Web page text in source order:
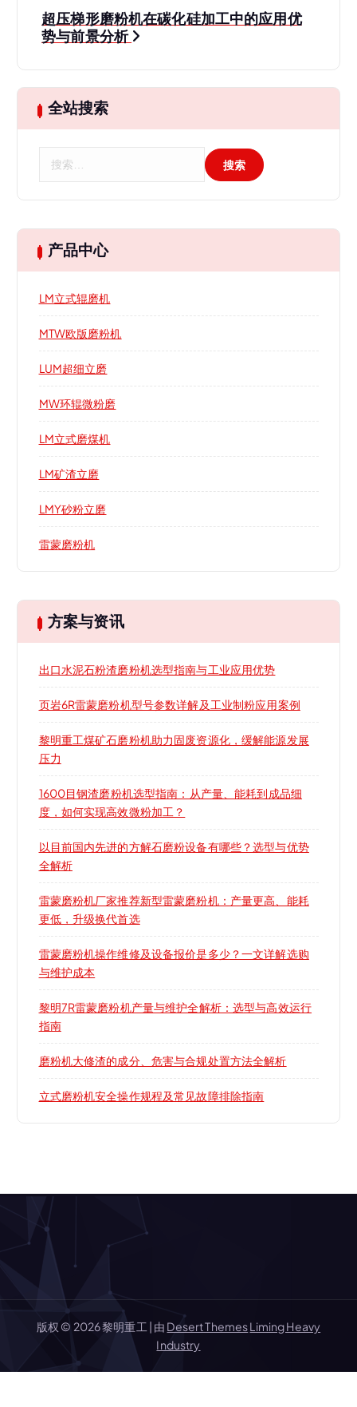
航超压梯形磨粉机在碳化硅加工中的应用优
势与前景分析
全站搜索
产品中心
LM立式辊磨机
MTW欧版磨粉机
LUM超细立磨
MW环辊微粉磨
LM立式磨煤机
LM矿渣立磨
LMY砂粉立磨
雷蒙磨粉机
方案与资讯
出口水泥石粉渣磨粉机选型指南与工业应用优势
页岩6R雷蒙磨粉机型号参数详解及工业制粉应用案例
黎明重工煤矿石磨粉机助力固废资源化，缓解能源发展
压力
1600目钢渣磨粉机选型指南：从产量、能耗到成品细
度，如何实现高效微粉加工？
以目前国内先进的方解石磨粉设备有哪些？选型与优势
全解析
雷蒙磨粉机厂家推荐新型雷蒙磨粉机：产量更高、能耗
更低，升级换代首选
雷蒙磨粉机操作维修及设备报价是多少？一文详解选购
与维护成本
黎明7R雷蒙磨粉机产量与维护全解析：选型与高效运行
指南
磨粉机大修渣的成分、危害与合规处置方法全解析
立式磨粉机安全操作规程及常见故障排除指南
版权 © 2026 黎明重工 | 由 Desert ThemesLiming Heavy
Industry